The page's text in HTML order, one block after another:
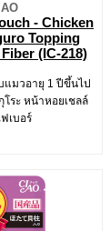
- Chicken
Topping
(IC-218)
แมวอายุ 1 ปีขึ้นไป
ระ หน้าหอยเชลล์
เบอร์